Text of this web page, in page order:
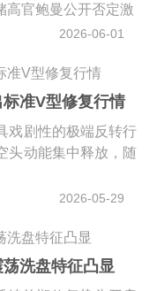
高官鲍曼公开否定激
2026-06-01
准V型修复行情
戏剧性的极端反转行
头动能集中释放，随
2026-05-29
洗盘特征凸显